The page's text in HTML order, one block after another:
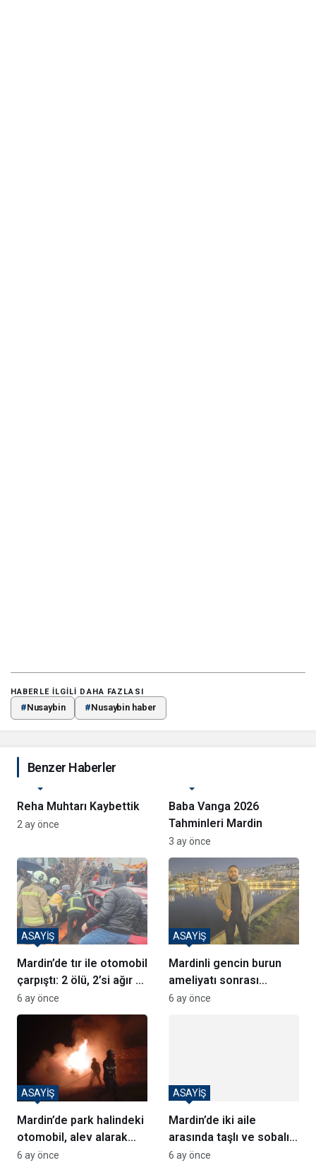
HABERLE ILGILI DAHA FAZLASI
#Nusaybin #Nusaybin haber
Benzer Haberler
Reha Muhtarı Kaybettik
2 ay önce
Baba Vanga 2026
Tahminleri Mardin
3 ay önce
Mardin’de tır ile otomobil
çarpıştı: 2 ölü, 2’si ağır 3
yaralı
ASAYİŞ
6 ay önce
Mardinli gencin burun
ameliyatı sonrası
hayatını kaybettiği
ASAYİŞ
6 ay önce
Mardin’de park halindeki
otomobil, alev alarak
yandı
ASAYİŞ
6 ay önce
Mardin’de iki aile
arasında taşlı ve sobalı
kavga
ASAYİŞ
6 ay önce